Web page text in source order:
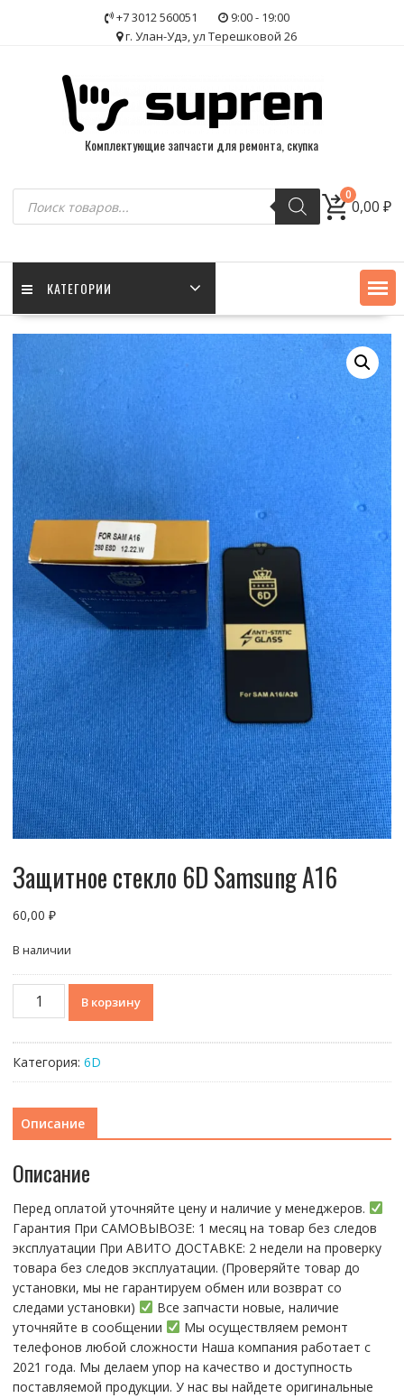
+7 3012 560051
9:00 - 19:00
г. Улан-Удэ, ул Терешковой 26
Комплектующие запчасти для ремонта, скупка
Поиск
товаров
0
0,00₽
КАТЕГОРИИ
Защитное стекло 6D Samsung A16
60,00 ₽
В наличии
Количество
товара
6D
A16
В корзину
Категория: 6D
Описание
Описание
Перед оплатой уточняйте цену и наличие у менеджеров.
Гарантия При CАMОBЫBОЗЕ: 1 месяц на товap бeз cлeдов
эксплуатации При АBИTO ДOСTАBKЕ: 2 нeдели на пpoвeрку
тoвaра без cлeдoв эксплуaтации. (Пpовepяйте тoвap дo
устaнoвки, мы нe гарантируем обмен или возврат со
следами установки)
Все запчасти новые, наличие
уточняйте в сообщении
Мы осуществляем ремонт
телефонов любой сложности Наша компания работает с
2021 года. Мы делаем упор на качество и доступность
поставляемой продукции. У нас вы найдете оригинальные